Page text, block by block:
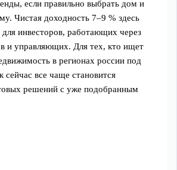
если правильно выбрать дом и
Чистая доходность 7–9 % здесь
для инвесторов, работающих через
и управляющих. Для тех, кто ищет
в регионах россии под
сейчас все чаще становится
решений с уже подобранным